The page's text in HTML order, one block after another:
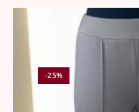
-25%